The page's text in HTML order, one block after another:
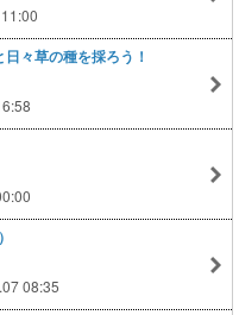
々草の種を採ろう！
08:35